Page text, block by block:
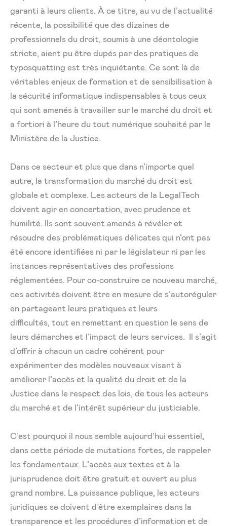
garanti à leurs clients. À ce titre, au vu de l’actualité
récente, la possibilité que des dizaines de
professionnels du droit, soumis à une déontologie
stricte, aient pu être dupés par des pratiques de
typosquatting est très inquiétante. Ce sont là de
véritables enjeux de formation et de sensibilisation à
la sécurité informatique indispensables à tous ceux
qui sont amenés à travailler sur le marché du droit et
a fortiori à l’heure du tout numérique souhaité par le
Ministère de la Justice.
Dans ce secteur et plus que dans n’importe quel
autre, la transformation du marché du droit est
globale et complexe. Les acteurs de la LegalTech
doivent agir en concertation, avec prudence et
humilité. Ils sont souvent amenés à révéler et
résoudre des problématiques délicates qui n’ont pas
été encore identifiées ni par le législateur ni par les
instances représentatives des professions
réglementées. Pour co-construire ce nouveau marché,
ces activités doivent être en mesure de s’autoréguler
en partageant leurs pratiques et leurs
difficultés, tout en remettant en question le sens de
leurs démarches et l’impact de leurs services. Il s’agit
d’offrir à chacun un cadre cohérent pour
expérimenter des modèles nouveaux visant à
améliorer l’accès et la qualité du droit et de la
Justice dans le respect des lois, de tous les acteurs
du marché et de l’intérêt supérieur du justiciable.
C’est pourquoi il nous semble aujourd’hui essentiel,
dans cette période de mutations fortes, de rappeler
les fondamentaux. L’accès aux textes et à la
jurisprudence doit être gratuit et ouvert au plus
grand nombre. La puissance publique, les acteurs
juridiques se doivent d’être exemplaires dans la
transparence et les procédures d’information et de